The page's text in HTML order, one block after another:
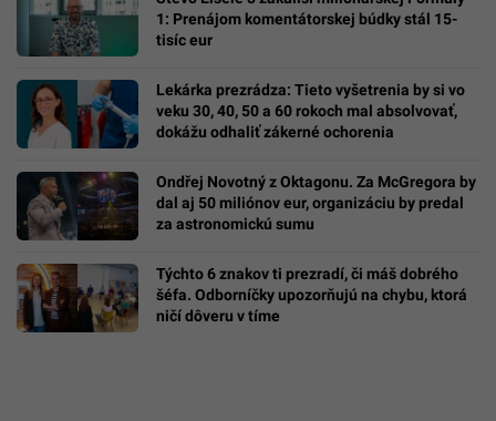
1: Prenájom komentátorskej búdky stál 15-
tisíc eur
Lekárka prezrádza: Tieto vyšetrenia by si vo
veku 30, 40, 50 a 60 rokoch mal absolvovať,
dokážu odhaliť zákerné ochorenia
Ondřej Novotný z Oktagonu. Za McGregora by
dal aj 50 miliónov eur, organizáciu by predal
za astronomickú sumu
Týchto 6 znakov ti prezradí, či máš dobrého
šéfa. Odborníčky upozorňujú na chybu, ktorá
ničí dôveru v tíme